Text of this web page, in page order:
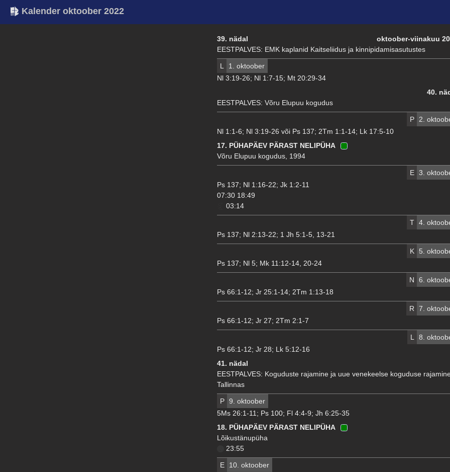
Kalender oktoober 2022
39. nädal
oktoober-viinakuu
EESTPALVES: EMK kaplanid Kaitseliidus ja kinnipidamisasutustes
L
1. oktoober
Nl 3:19-26; Nl 1:7-15; Mt 20:29-34
40.
EESTPALVES: Võru Elupuu kogudus
P
2.
Nl 1:1-6; Nl 3:19-26 või Ps 137; 2Tm 1:1-14; Lk 17:5-10
17. PÜHAPÄEV PÄRAST NELIPÜHA
Võru Elupuu kogudus, 1994
E 3.
Ps 137; Nl 1:16-22; Jk 1:2-11
07:30 18:49
03:14
T 4.
Ps 137; Nl 2:13-22; 1 Jh 5:1-5, 13-21
K
5.
Ps 137; Nl 5; Mk 11:12-14, 20-24
N
6.
Ps 66:1-12; Jr 25:1-14; 2Tm 1:13-18
R
7.
Ps 66:1-12; Jr 27; 2Tm 2:1-7
L
8.
Ps 66:1-12; Jr 28; Lk 5:12-16
41. nädal
EESTPALVES: Koguduste rajamine ja uue venekeelse koguduse
Tallinnas
P 9. oktoober
5Ms 26:1-11; Ps 100; Fl 4:4-9; Jh 6:25-35
18. PÜHAPÄEV PÄRAST NELIPÜHA
Lõikustänupüha
23:55
E
10. oktoober